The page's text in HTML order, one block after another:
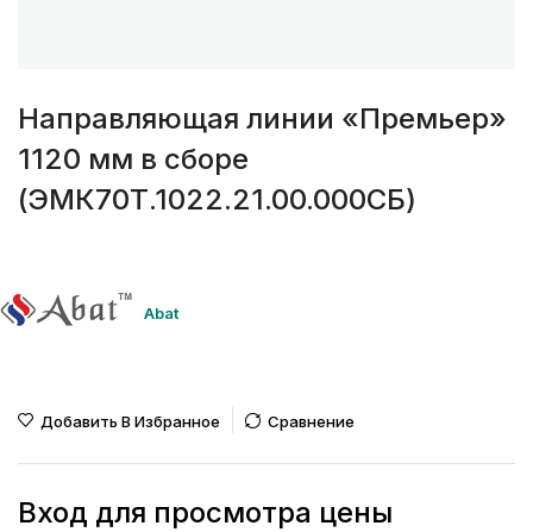
Направляющая линии «Премьер»
1120 мм в сборе
(ЭМК70Т.1022.21.00.000СБ)
Abat
Добавить В Избранное Сравнение
Вход для просмотра цены